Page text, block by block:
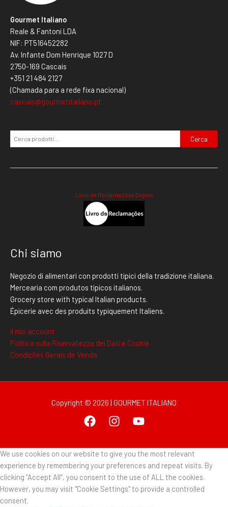
Gourmet Italiano
Reale & Fantoni LDA
NIF: PT516452282
Av. Infante Dom Henrique 1027 D
2750-169 Cascais
+351 21 484 2127
(Chamada para a rede fixa nacional)
cascais@gourmetitaliano.pt
Cerca
Livro de Reclamações Digital
Chi siamo
Negozio di alimentari con prodotti tipici della tradizione italiana.
Mercearia com produtos típicos italianos.
Grocery store with typical Italian products.
Épicerie avec des produits typiquement Italiens.
Il mio account
Politica sulla Riservatezza dei Dati e Cookie
Condições Gerais de Venda
Copyright © 2026 | GOURMET ITALIANO
We use cookies on our website to give you the most relevant
experience by remembering your preferences and repeat visits. By
clicking “Accept All”, you consent to the use of ALL the cookies.
However, you may visit "Cookie Settings" to provide a controlled
consent.